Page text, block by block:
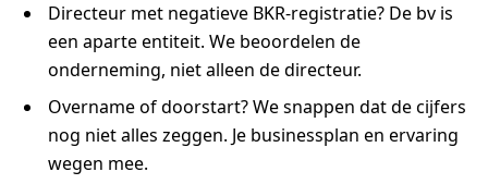
Directeur met negatieve BKR-registratie? De bv is
een aparte entiteit. We beoordelen de
onderneming, niet alleen de directeur.
Overname of doorstart? We snappen dat de cijfers
nog niet alles zeggen. Je businessplan en ervaring
wegen mee.